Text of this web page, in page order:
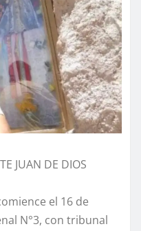
JUAN DE DIOS
el 16 de
N°3, con tribunal